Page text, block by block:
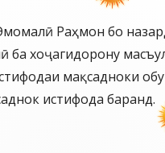
Раҳмон бо
ба хоҷагидорону
мақсадноки
истифода баранд.